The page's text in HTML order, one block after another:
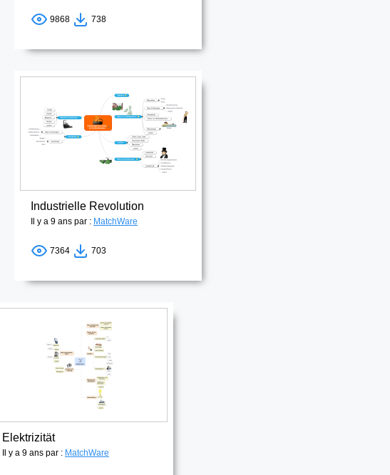
9868 738
Industrielle Revolution
Il y a 9 ans par : MatchWare
7364 703
Elektrizität
Il y a 9 ans par : MatchWare